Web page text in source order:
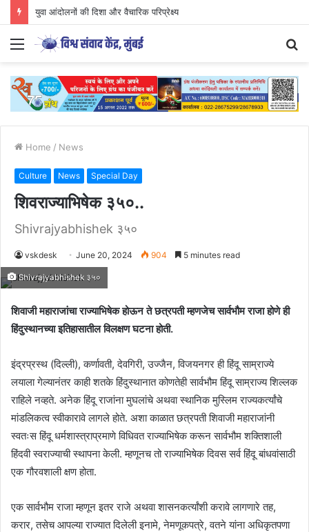
युवा आंदोलनों की दिशा और वैचारिक परिप्रेक्ष्य
Menu
Home / News
Culture News Special Day
शिवराज्याभिषेक ३५०..
Shivrajyabhishek ३५०
vskdesk June 20, 2024 904 5 minutes read
Shivrajyabhishek ३५०
शिवाजी महाराजांचा राज्याभिषेक होऊन ते छत्रपती म्हणजेच सार्वभौम राजा होणे ही
हिंदुस्थानच्या इतिहासातील विलक्षण घटना होती.
इंद्रप्रस्थ (दिल्ली), कर्णावती, देवगिरी, उज्जैन, विजयनगर ही हिंदू साम्राज्ये
लयाला गेल्यानंतर काही शतके हिंदुस्थानात कोणतेही सार्वभौम हिंदू साम्राज्य शिल्लक
राहिले नव्हते. अनेक हिंदू राजांना मुघलांचे अथवा स्थानिक मुस्लिम राज्यकर्त्यांचे
मांडलिकत्व स्वीकारावे लागले होते. अशा काळात छत्रपती शिवाजी महाराजांनी
स्वतःस हिंदू धर्मशास्त्राप्रमाणे विधिवत राज्याभिषेक करून सार्वभौम शक्तिशाली
हिंदवी स्वराज्याची स्थापना केली. म्हणूनच तो राज्याभिषेक दिवस सर्व हिंदू बांधवांसाठी
एक गौरवशाली क्षण होता.
एक सार्वभौम राजा म्हणून इतर राजे अथवा शासनकर्त्यांशी करावे लागणारे तह,
करार, तसेच आपल्या राज्यात दिलेली इनामे, नेमणूकपत्रे, वतने यांना अधिकृतपणा